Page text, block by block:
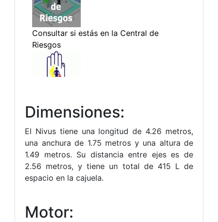
Dimensiones:
El Nivus tiene una longitud de 4.26 metros,
una anchura de 1.75 metros y una altura de
1.49 metros. Su distancia entre ejes es de
2.56 metros, y tiene un total de 415 L de
espacio en la cajuela.
Motor: